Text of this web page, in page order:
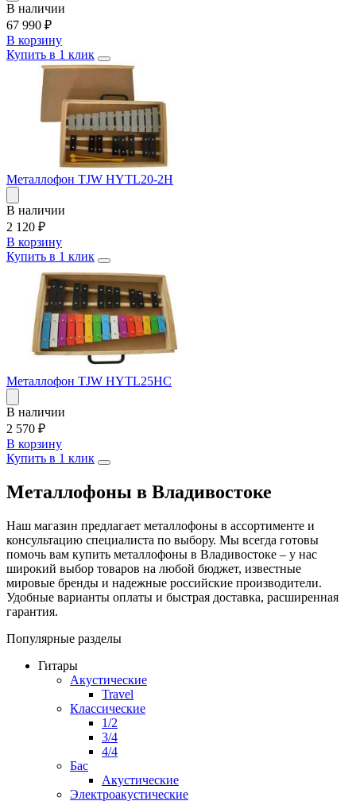
В наличии
67 990 ₽
В корзину
Купить в 1 клик
Металлофон TJW HYTL20-2H
В наличии
2 120 ₽
В корзину
Купить в 1 клик
Металлофон TJW HYTL25HC
В наличии
2 570 ₽
В корзину
Купить в 1 клик
Металлофоны в Владивостоке
Наш магазин предлагает металлофоны в ассортименте и
консультацию специалиста по выбору. Мы всегда готовы
помочь вам купить металлофоны в Владивостоке – у нас
широкий выбор товаров на любой бюджет, известные
мировые бренды и надежные российские производители.
Удобные варианты оплаты и быстрая доставка, расширенная
гарантия.
Популярные разделы
Гитары
Акустические
Travel
Классические
1/2
3/4
4/4
Бас
Акустические
Электроакустические